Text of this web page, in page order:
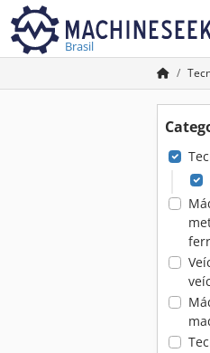
Brasil